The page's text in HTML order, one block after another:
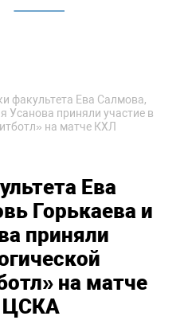
факультета Ева Салмова,
Усанова приняли участие в
на матче КХЛ
Ева
Горькаева и
приняли
на матче
ЦСКА